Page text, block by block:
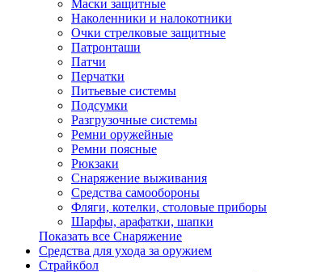
Маски защитные
Наколенники и налокотники
Очки стрелковые защитные
Патронташи
Патчи
Перчатки
Питьевые системы
Подсумки
Разгрузочные системы
Ремни оружейные
Ремни поясные
Рюкзаки
Снаряжение выживания
Средства самообороны
Фляги, котелки, столовые приборы
Шарфы, арафатки, шапки
Показать все Снаряжение
Средства для ухода за оружием
Страйкбол